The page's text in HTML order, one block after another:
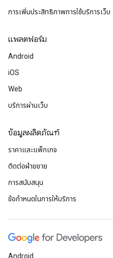
การเพิ่มประสิทธิภาพการใช้บริการเว็บ
แพลตฟอร์ม
Android
iOS
Web
บริการผ่านเว็บ
ข้อมูลผลิตภัณฑ์
ราคาและแพ็กเกจ
ติดต่อฝ่ายขาย
การสนับสนุน
ข้อกำหนดในการให้บริการ
Android